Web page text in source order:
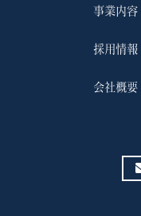
事業内容
採用情報
会社概要